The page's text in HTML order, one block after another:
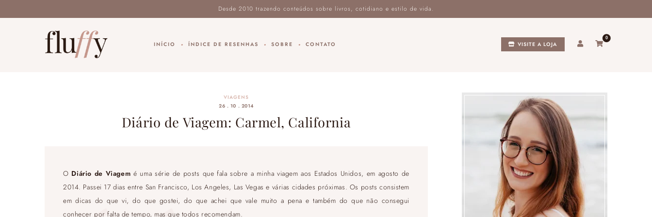
INÍCIO ÍNDICE DE RESENHAS SOBRE CONTATO VISITE A LOJA
0
VIAGENS
26 . 10 . 2014
Diário de Viagem: Carmel, California
O Diário de Viagem é uma série de posts que fala sobre a minha viagem aos Estados Unidos, em agosto de
2014. Passei 17 dias entre San Francisco, Los Angeles, Las Vegas e várias cidades próximas. Os posts consistem
em dicas do que vi, do que gostei, do que achei que vale muito a pena e também do que não consegui
conhecer por falta de tempo, mas que todos recomendam.